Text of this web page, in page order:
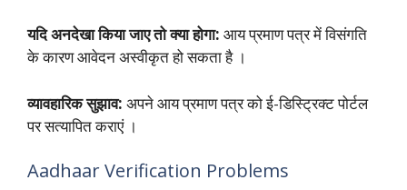
यदि अनदेखा किया जाए तो क्या होगा: आय प्रमाण पत्र में विसंगति
के कारण आवेदन अस्वीकृत हो सकता है ।
व्यावहारिक सुझाव: अपने आय प्रमाण पत्र को ई-डिस्ट्रिक्ट पोर्टल
पर सत्यापित कराएं ।
Aadhaar Verification Problems